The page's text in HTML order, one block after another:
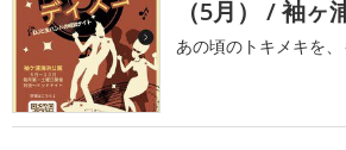
（5月） / 袖ヶ
あの頃のトキメキを